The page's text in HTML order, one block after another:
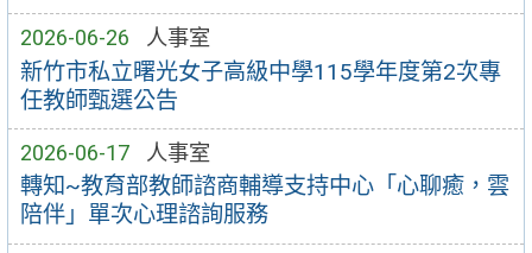
2026-06-26 人事室
新竹市私立曙光女子高級中學115學年度第2次專
任教師甄選公告
2026-06-17 人事室
轉知~教育部教師諮商輔導支持中心「心聊癒，雲
陪伴」單次心理諮詢服務